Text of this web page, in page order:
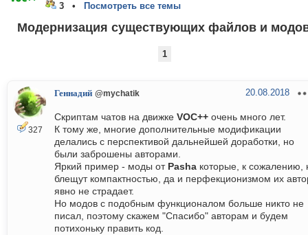
3 •
Посмотреть все темы
Модернизация существующих файлов и
1
327
Геннадий @mychatik 20.08.2018
Скриптам чатов на движке VOC++ очень много лет.
К тому же, многие дополнительные модификации
делались с перспективой дальнейшей доработки, но
были заброшены авторами.
Яркий пример - моды от Pasha которые, к сожалению,
блещут компактностью, да и перфекционизмом их
явно не страдает.
Но модов с подобным функционалом больше никто не
писал, поэтому скажем "Спасибо" авторам и будем
потихоньку править код.